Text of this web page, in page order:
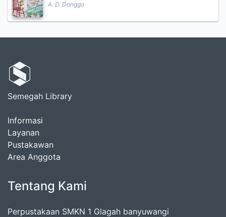
A. D. Donggo
Semegah Library
Informasi
Layanan
Pustakawan
Area Anggota
Tentang Kami
Perpustakaan SMKN 1 Glagah banyuwangi